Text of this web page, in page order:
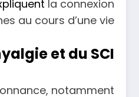
la connexion
au cours d’une vie
et du SCI
notamment :